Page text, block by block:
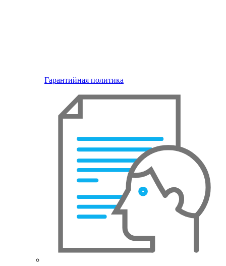
Гарантийная политика